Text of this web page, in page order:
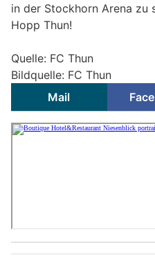
in der Stockhorn Arena zu
Hopp Thun!
Quelle: FC Thun
Bildquelle: FC Thun
Mail